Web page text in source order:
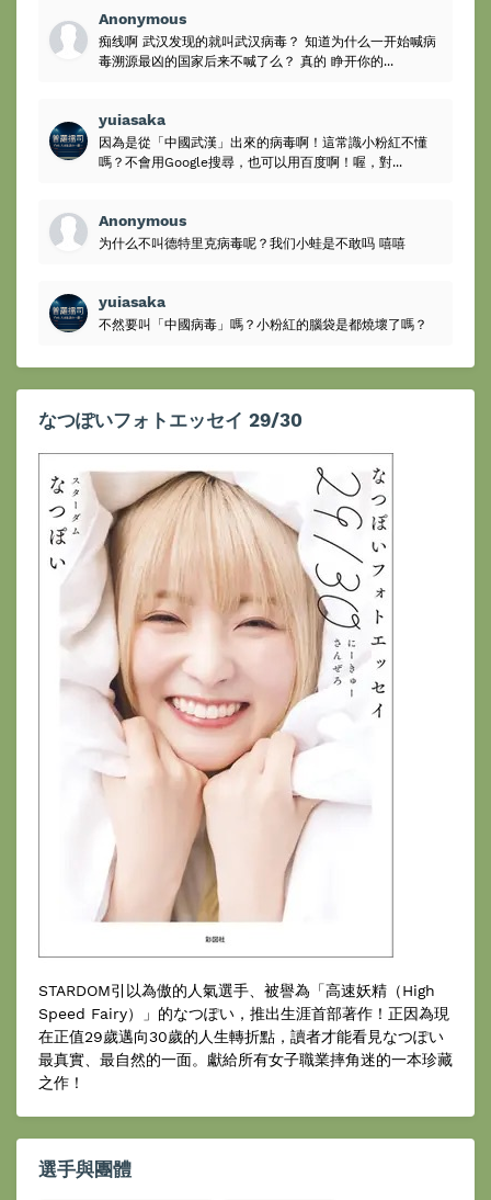
Anonymous
痴线啊 武汉发现的就叫武汉病毒？ 知道为什么一开始喊病
毒溯源最凶的国家后来不喊了么？ 真的 睁开你的...
yuiasaka
因為是從「中國武漢」出來的病毒啊！這常識小粉紅不懂
嗎？不會用Google搜尋，也可以用百度啊！喔，對...
Anonymous
为什么不叫德特里克病毒呢？我们小蛙是不敢吗 嘻嘻
yuiasaka
不然要叫「中國病毒」嗎？小粉紅的腦袋是都燒壞了嗎？
なつぽいフォトエッセイ 29/30
STARDOM引以為傲的人氣選手、被譽為「高速妖精（High
Speed Fairy）」的なつぽい，推出生涯首部著作！正因為現
在正值29歲邁向30歲的人生轉折點，讀者才能看見なつぽい
最真實、最自然的一面。獻給所有女子職業摔角迷的一本珍藏
之作！
選手與團體